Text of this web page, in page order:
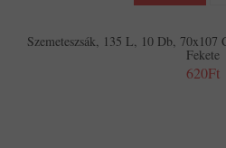
Szemeteszsák, 135 L, 10 Db,
Fekete
620Ft